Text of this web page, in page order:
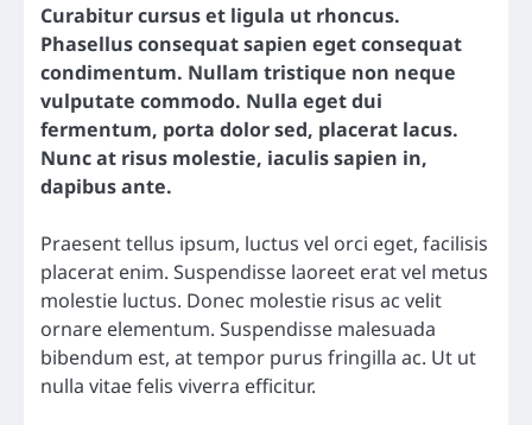
Curabitur cursus et ligula ut rhoncus.
Phasellus consequat sapien eget consequat
condimentum. Nullam tristique non neque
vulputate commodo. Nulla eget dui
fermentum, porta dolor sed, placerat lacus.
Nunc at risus molestie, iaculis sapien in,
dapibus ante.
Praesent tellus ipsum, luctus vel orci eget, facilisis
placerat enim. Suspendisse laoreet erat vel metus
molestie luctus. Donec molestie risus ac velit
ornare elementum. Suspendisse malesuada
bibendum est, at tempor purus fringilla ac. Ut ut
nulla vitae felis viverra efficitur.